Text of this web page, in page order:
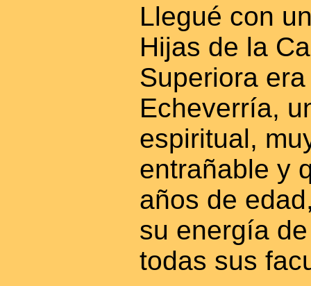
Llegué con
Hijas de la
Superiora
Echeverría,
espiritual,
entrañable y
años de
su energía
todas sus